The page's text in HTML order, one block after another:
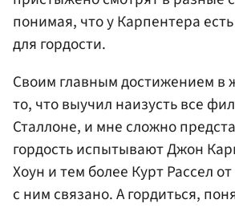
понимая, что у Карпентера
для гордости.
Своим главным достижением в
то, что выучил наизусть все
Сталлоне, и мне сложно
гордость испытывают Джон
Хоун и тем более Курт Рассел
с ним связано. А гордиться,